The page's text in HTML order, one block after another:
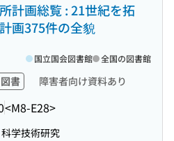
計画総覧 : 21世紀を拓
画375件の全貌
図書 障害者向け資料あり
<M8-E28>
国立国会図書館 全国の図書館
科学技術研究